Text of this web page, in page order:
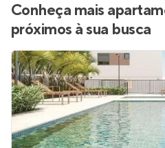
Conheça mais
próximos à sua busca